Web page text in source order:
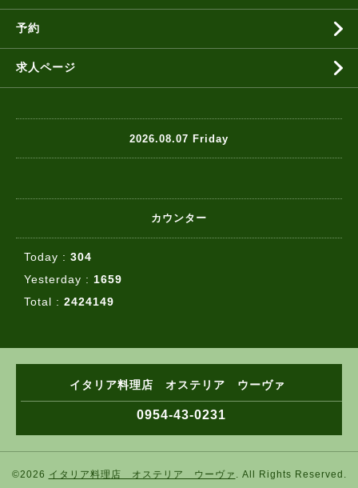
予約
求人ページ
2026.08.07 Friday
カウンター
Today : 304
Yesterday : 1659
Total : 2424149
イタリア料理店 オステリア ウーヴァ
0954-43-0231
©2026 イタリア料理店 オステリア ウーヴァ . All Rights Reserved.